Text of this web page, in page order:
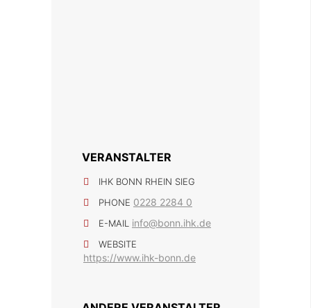
VERANSTALTER
IHK BONN RHEIN SIEG
PHONE 0228 2284 0
E-MAIL info@bonn.ihk.de
WEBSITE
https://www.ihk-bonn.de